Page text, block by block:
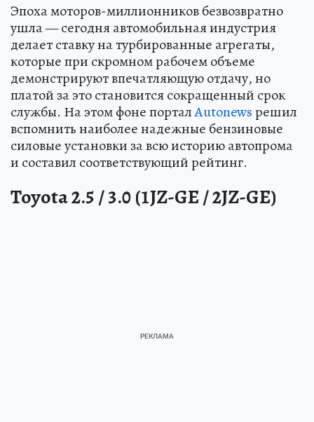
Эпоха моторов-миллионников безвозвратно
ушла — сегодня автомобильная индустрия
делает ставку на турбированные агрегаты,
которые при скромном рабочем объеме
демонстрируют впечатляющую отдачу, но
платой за это становится сокращенный срок
службы. На этом фоне порталAutonewsрешил
вспомнить наиболее надежные бензиновые
силовые установки за всю историю автопрома
и составил соответствующий рейтинг.
Toyota 2.5 / 3.0 (1JZ-GE / 2JZ-GE)